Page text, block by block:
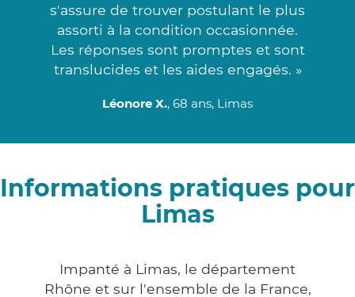
s'assure de trouver postulant le plus
assorti à la condition occasionnée.
Les réponses sont promptes et sont
translucides et les aides engagés. »
Léonore X., 68 ans, Limas
Informations pratiques pour
Limas
Impanté à Limas, le département
Rhône et sur l'ensemble de la France,